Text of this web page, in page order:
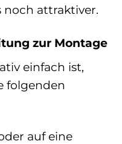
noch attraktiver.
zur Montage
einfach ist,
folgenden
auf eine